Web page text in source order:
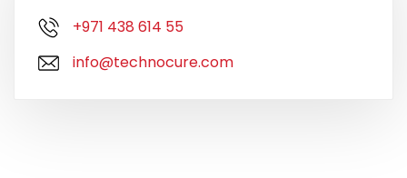
+971 438 614 55
info@technocure.com